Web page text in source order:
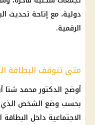
دولية، مع إتاحة تحديث
الرقمية.
متى تتوقف البطاقة
أوضح الدكتور محمد شتا
بحسب وضع الشخص الذي
الاجتماعية داخل البطاقة